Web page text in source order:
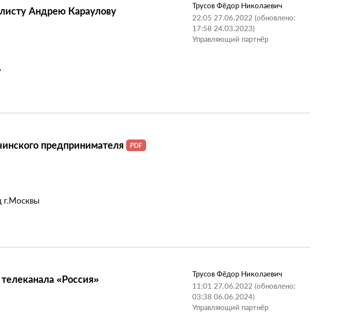
Андрею Караулову
Трусов Фёдор Николаевич
22:05 27.06.2022 (обновлено:
17:58 24.03.2023)
Управляющий партнёр
предпринимателя
г.Москвы
«Россия»
Трусов Фёдор Николаевич
11:01 27.06.2022 (обновлено:
03:38 06.06.2024)
Управляющий партнёр